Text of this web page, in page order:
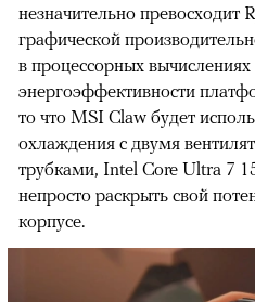
незначительно превосходит
графической
в процессорных
энергоэффективности
то что MSI Claw будет
охлаждения с двумя
трубками, Intel Core Ultra 7
непросто раскрыть свой
корпусе.